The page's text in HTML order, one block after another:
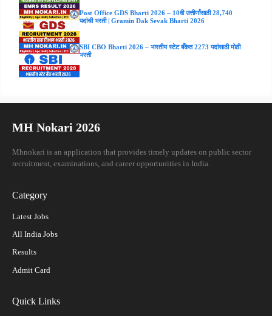
Post Office GDS Bharti 2026 – 10वी उत्तीर्णांसाठी 28,740
पदांची भरती | Gramin Dak Sevak Bharti 2026
SBI CBO Bharti 2026 – भारतीय स्टेट बँकेत 2273 पदांसाठी मोठी
भरती
MH Nokari 2026
Mhnokari is an application that provides timely updates on public sector
recruitment, examinations, and career opportunities in India.
Category
Latest Jobs
All India Jobs
Results
Admit Card
Quick Links